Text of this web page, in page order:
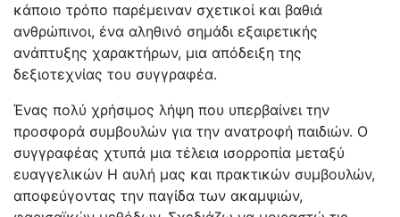
κάποιο τρόπο παρέμειναν σχετικοί και βαθιά
ανθρώπινοι, ένα αληθινό σημάδι εξαιρετικής
ανάπτυξης χαρακτήρων, μια απόδειξη της
δεξιοτεχνίας του συγγραφέα.
Ένας πολύ χρήσιμος λήψη που υπερβαίνει την
προσφορά συμβουλών για την ανατροφή παιδιών. Ο
συγγραφέας χτυπά μια τέλεια ισορροπία μεταξύ
ευαγγελικών Η αυλή μας και πρακτικών συμβουλών,
αποφεύγοντας την παγίδα των ακαμψιών,